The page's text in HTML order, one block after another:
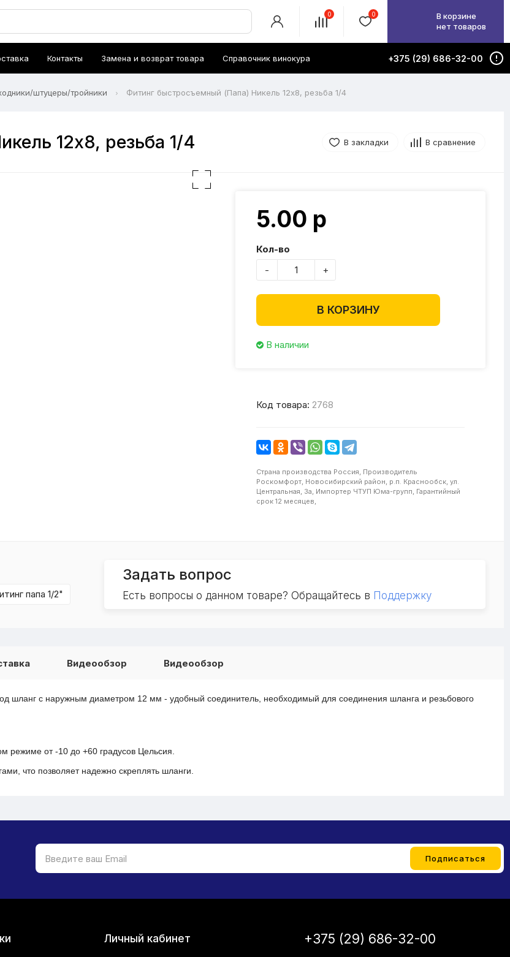
0 0
В корзине
нет товаров
Контакты Замена и возврат товара Справочник винокура +375 (29) 686-32-00
штуцеры/тройники Фитинг быстросъемный (Папа) Никель 12х8, резьба 1/4
12х8, резьба 1/4 В закладки В сравнение
5.00 р
Кол-во
-
+
В КОРЗИНУ
В наличии
Код товара: 2768
Страна производства Россия, Производитель
Роскомфорт, Новосибирский район, р.п. Краснообск, ул.
Центральная, 3а, Импортер ЧТУП Юма-групп, Гарантийный
срок 12 месяцев,
папа 1/2"
Задать вопрос
Есть вопросы о данном товаре? Обращайтесь в Поддержку
Видеообзор Видеообзор
шланг с наружным диаметром 12 мм - удобный соединитель, необходимый для соединения шланга и резьбового
режиме от -10 до +60 градусов Цельсия.
что позволяет надежно скреплять шланги.
Личный кабинет
+375 (29) 686-32-00